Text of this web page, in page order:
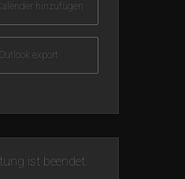
hinzufügen
export
ist beendet.